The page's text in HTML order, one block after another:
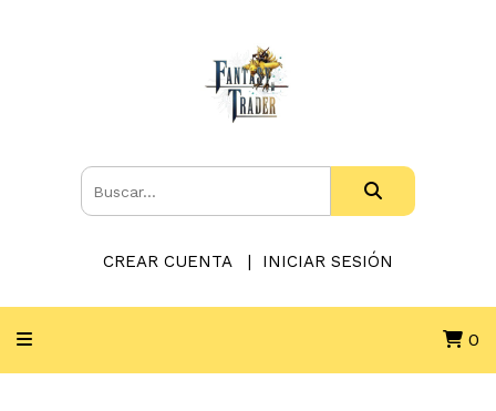
CREAR CUENTA INICIAR SESIÓN
0